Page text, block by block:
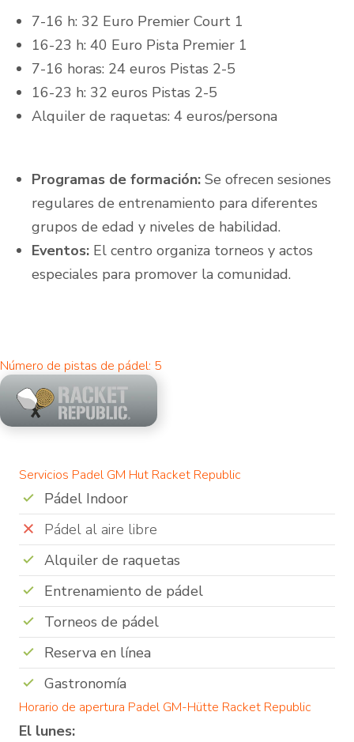
7-16 h: 32 Euro Premier Court 1
16-23 h: 40 Euro Pista Premier 1
7-16 horas: 24 euros Pistas 2-5
16-23 h: 32 euros Pistas 2-5
Alquiler de raquetas: 4 euros/persona
Programas de formación: Se ofrecen sesiones
regulares de entrenamiento para diferentes
grupos de edad y niveles de habilidad.
Eventos: El centro organiza torneos y actos
especiales para promover la comunidad.
Número de pistas de pádel: 5
Servicios Padel GM Hut Racket Republic
Pádel Indoor
Pádel al aire libre
Alquiler de raquetas
Entrenamiento de pádel
Torneos de pádel
Reserva en línea
Gastronomía
Horario de apertura Padel GM-Hütte Racket Republic
El lunes: